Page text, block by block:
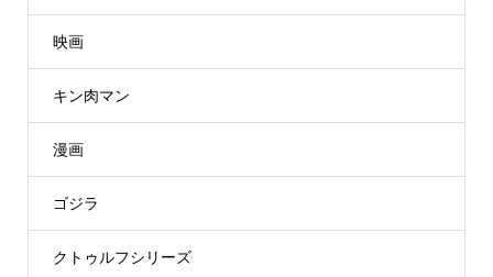
映画
キン肉マン
漫画
ゴジラ
クトゥルフシリーズ